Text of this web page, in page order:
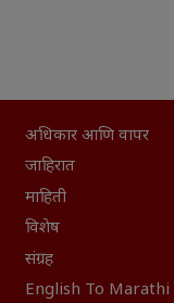
अधिकार आणि वापर
जाहिरात
माहिती
विशेष
संग्रह
English To Marathi